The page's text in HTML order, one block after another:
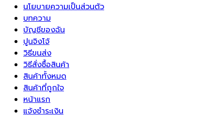
นโยบายความเป็นส่วนตัว
บทความ
บัญชีของฉัน
ปูนจิงโจ้
วิธีขนส่ง
วิธีสั่งซื้อสินค้า
สินค้าทั้งหมด
สินค้าที่ถูกใจ
หน้าแรก
แจ้งชำระเงิน